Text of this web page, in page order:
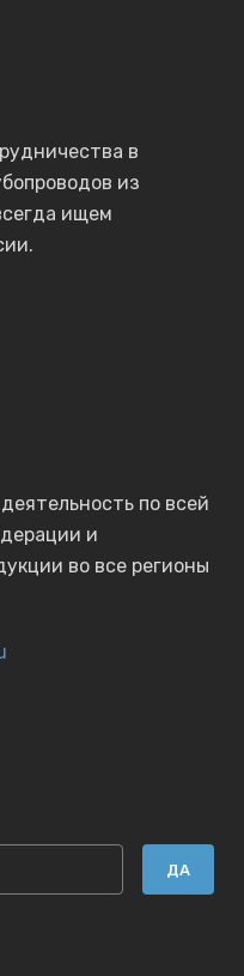
в
из
ищем
по всей
и
во все регионы
ДА